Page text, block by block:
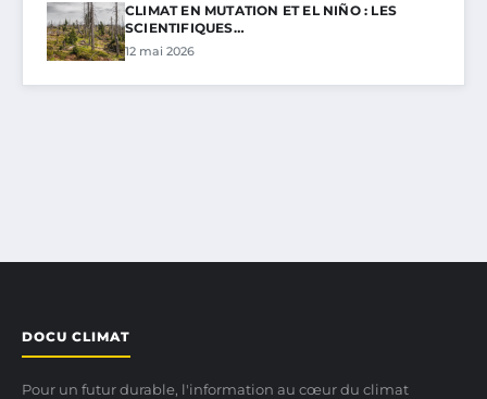
CLIMAT EN MUTATION ET EL NIÑO : LES
SCIENTIFIQUES…
12 mai 2026
DOCU CLIMAT
Pour un futur durable, l'information au cœur du climat